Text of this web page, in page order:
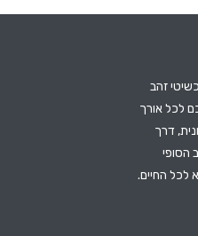
זהב
לכל אורך
דרך
הסופי
לכל החיים.